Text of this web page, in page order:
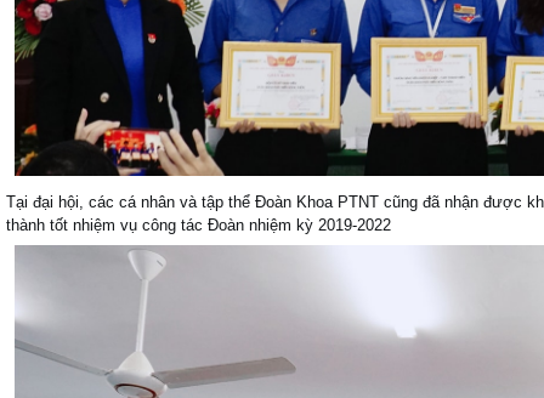
Tại đại hội, các cá nhân và tập thể Đoàn Khoa PTNT cũng đã nhận được
thành tốt nhiệm vụ công tác Đoàn nhiệm kỳ 2019-2022